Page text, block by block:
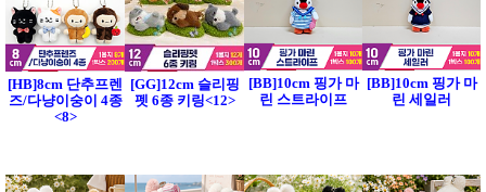
[HB]8cm 단추프렌
즈/다냥이숭이 4종
<8>
[GG]12cm 슬리핑
펫 6종 키링<12>
[BB]10cm 핑가 마
린 스트라이프
[BB]10cm 핑가 마
린 세일러